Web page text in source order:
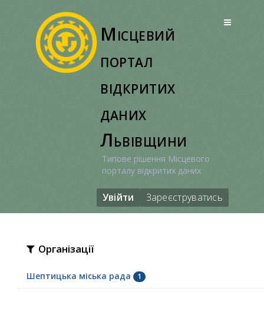
Місцевий
портал
відкритих
даних
Львівщини
Типове рішення Місцевого
порталу відкритих даних
Увійти Зареєструватись
Організації
Шептицька міська рада 1